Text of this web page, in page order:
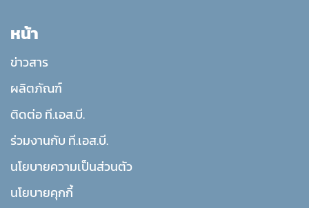
หน้า
ข่าวสาร
ผลิตภัณฑ์
ติดต่อ ที.เอส.บี.
ร่วมงานกับ ที.เอส.บี.
นโยบายความเป็นส่วนตัว
นโยบายคุกกี้